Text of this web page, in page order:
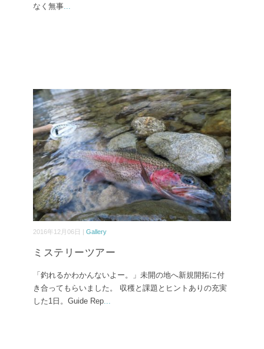
なく無事
2016年12月06日 | Gallery
ミステリーツアー
「釣れるかわかんないよー。」未開の地へ新規開拓に付
き合ってもらいました。 収穫と課題とヒントありの充実
した1日。Guide Rep